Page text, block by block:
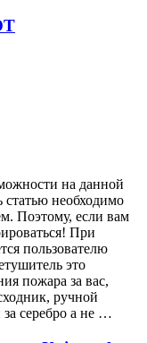
на данной
статью необходимо
Поэтому, если вам
При
пользователю
это
пожара за вас,
ручной
серебро а не …